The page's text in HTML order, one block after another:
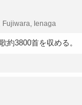
Fujiwara, Ienaga
約3800首を収める。